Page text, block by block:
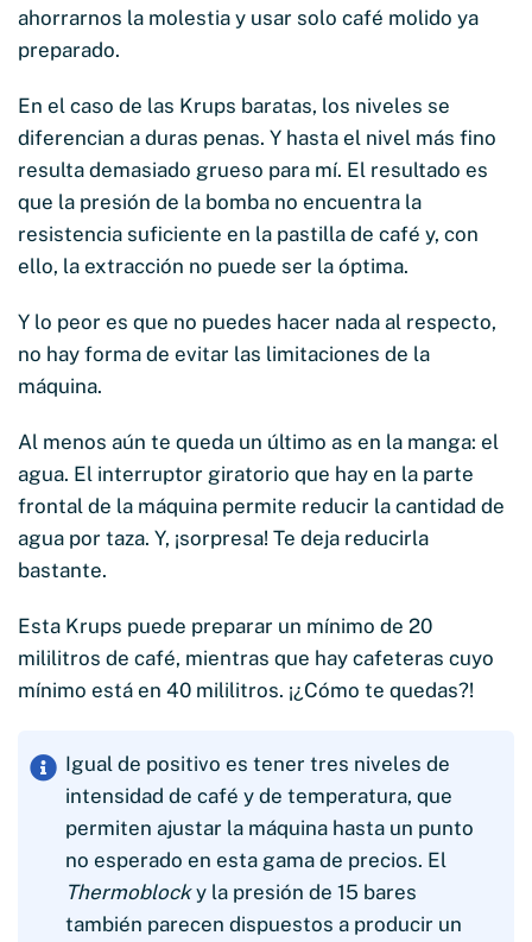
ahorrarnos la molestia y usar solo café molido ya
preparado.
En el caso de las Krups baratas, los niveles se
diferencian a duras penas. Y hasta el nivel más fino
resulta demasiado grueso para mí. El resultado es
que la presión de la bomba no encuentra la
resistencia suficiente en la pastilla de café y, con
ello, la extracción no puede ser la óptima.
Y lo peor es que no puedes hacer nada al respecto,
no hay forma de evitar las limitaciones de la
máquina.
Al menos aún te queda un último as en la manga: el
agua. El interruptor giratorio que hay en la parte
frontal de la máquina permite reducir la cantidad de
agua por taza. Y, ¡sorpresa! Te deja reducirla
bastante.
Esta Krups puede preparar un mínimo de 20
mililitros de café, mientras que hay cafeteras cuyo
mínimo está en 40 mililitros. ¡¿Cómo te quedas?!
Igual de positivo es tener tres niveles de
intensidad de café y de temperatura, que
permiten ajustar la máquina hasta un punto
no esperado en esta gama de precios. El
Thermoblocky la presión de 15 bares
también parecen dispuestos a producir un